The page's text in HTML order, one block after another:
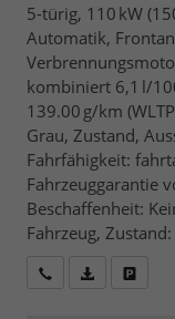
5-türig, 110 kW
Automatik,
kombiniert 6,1 l/
139.00 g/km
Grau, Zustand,
Fahrfähigkeit:
Fahrzeuggarantie
Beschaffenheit:
Fahrzeug,
Wir rufen Sie an